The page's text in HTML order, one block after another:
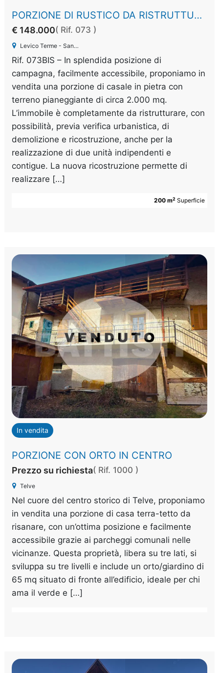
PORZIONE DI RUSTICO DA RISTRUTTURARE
€ 148.000( Rif. 073 )
Levico Terme - Santa Giuliana
Rif. 073BIS – In splendida posizione di
campagna, facilmente accessibile, proponiamo in
vendita una porzione di casale in pietra con
terreno pianeggiante di circa 2.000 mq.
L’immobile è completamente da ristrutturare, con
possibilità, previa verifica urbanistica, di
demolizione e ricostruzione, anche per la
realizzazione di due unità indipendenti e
contigue. La nuova ricostruzione permette di
realizzare […]
200 m2 Superficie
In vendita
PORZIONE CON ORTO IN CENTRO
Prezzo su richiesta( Rif. 1000 )
Telve
Nel cuore del centro storico di Telve, proponiamo
in vendita una porzione di casa terra-tetto da
risanare, con un’ottima posizione e facilmente
accessibile grazie ai parcheggi comunali nelle
vicinanze. Questa proprietà, libera su tre lati, si
sviluppa su tre livelli e include un orto/giardino di
65 mq situato di fronte all’edificio, ideale per chi
ama il verde e […]